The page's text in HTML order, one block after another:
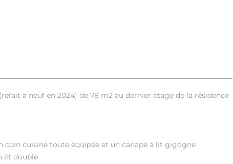
à neuf en 2024) de 78 m2 au dernier étage de la résidence
coin cuisine toute équipée et un canapé à lit gigogne
lit double